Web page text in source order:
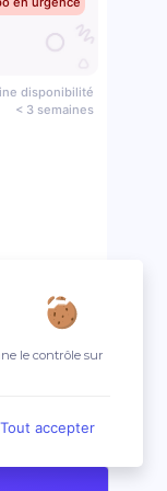
disponibilité
< 3 semaines
le contrôle sur
Tout accepter